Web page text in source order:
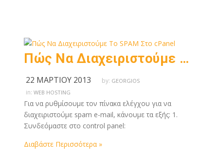
Πώς Να Διαχειριστούμε Το SPAM Στο cPanel
22 ΜΑΡΤΊΟΥ 2013 by: GEORGIOS
in: WEB HOSTING
Για να ρυθμίσουμε τον πίνακα ελέγχου για να
διαχειριστούμε spam e-mail, κάνουμε τα εξής: 1.
Συνδεόμαστε στο control panel:
Διαβάστε Περισσότερα »